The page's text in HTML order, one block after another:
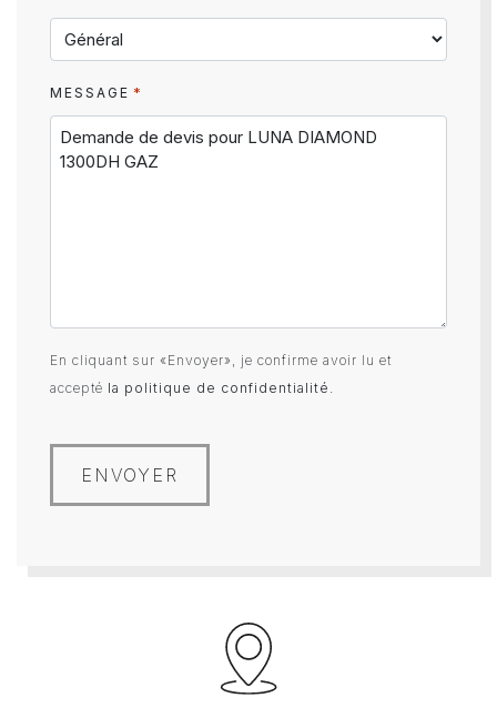
MESSAGE *
En cliquant sur «Envoyer», je confirme avoir lu et
accepté la politique de confidentialité .
ENVOYER